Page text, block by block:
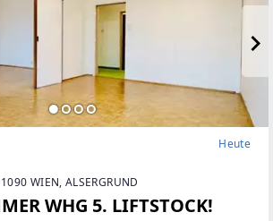
Heute
WIEN, ALSERGRUND
WHG 5. LIFTSTOCK!